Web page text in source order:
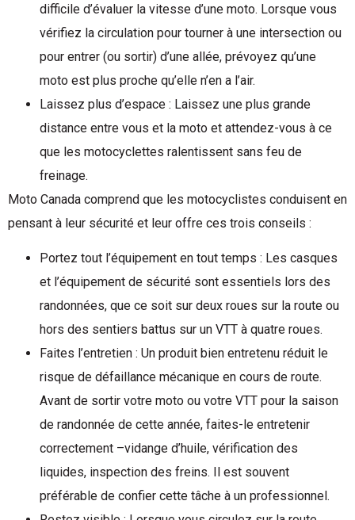
difficile d’évaluer la vitesse d’une moto. Lorsque vous
vérifiez la circulation pour tourner à une intersection ou
pour entrer (ou sortir) d’une allée, prévoyez qu’une
moto est plus proche qu’elle n’en a l’air.
Laissez plus d’espace : Laissez une plus grande
distance entre vous et la moto et attendez-vous à ce
que les motocyclettes ralentissent sans feu de
freinage.
Moto Canada comprend que les motocyclistes conduisent en
pensant à leur sécurité et leur offre ces trois conseils :
Portez tout l’équipement en tout temps : Les casques
et l’équipement de sécurité sont essentiels lors des
randonnées, que ce soit sur deux roues sur la route ou
hors des sentiers battus sur un VTT à quatre roues.
Faites l’entretien : Un produit bien entretenu réduit le
risque de défaillance mécanique en cours de route.
Avant de sortir votre moto ou votre VTT pour la saison
de randonnée de cette année, faites-le entretenir
correctement –vidange d’huile, vérification des
liquides, inspection des freins. Il est souvent
préférable de confier cette tâche à un professionnel.